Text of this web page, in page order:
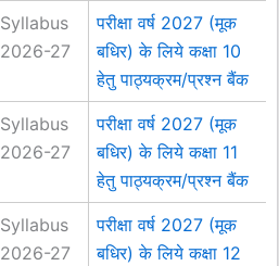
Syllabus
2026-27
परीक्षा वर्ष 2027 (मूक
बधिर) के लिये कक्षा 10
हेतु पाठ्यक्रम/प्रश्न बैंक
Syllabus
2026-27
परीक्षा वर्ष 2027 (मूक
बधिर) के लिये कक्षा 11
हेतु पाठ्यक्रम/प्रश्न बैंक
Syllabus
2026-27
परीक्षा वर्ष 2027 (मूक
बधिर) के लिये कक्षा 12